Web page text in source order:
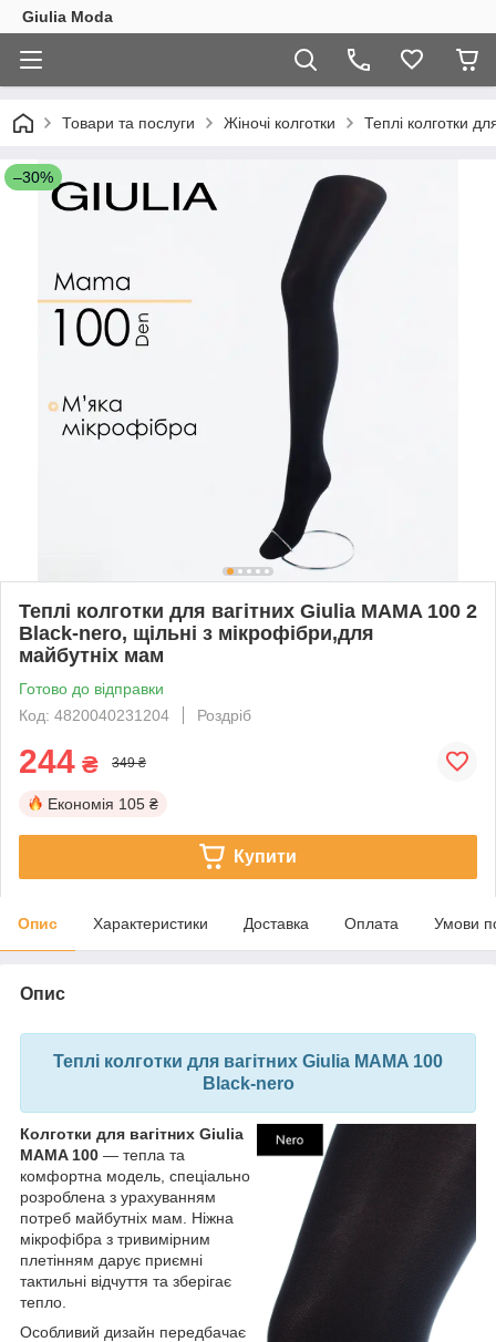
Giulia Moda
Товари та послуги Жіночі колготки Теплі колготки
–30%
Теплі колготки для вагітних Giulia MAMA 100 2
Black-nero, щільні з мікрофібри,для
майбутніх мам
Готово до відправки
Код: 4820040231204
Роздріб
244 ₴ 349 ₴
Економія 105 ₴
Купити
Опис Характеристики Доставка Оплата Умови
Опис
Теплі колготки для вагітних Giulia MAMA 100
Black-nero
Колготки для вагітних Giulia
MAMA 100 — тепла та
комфортна модель, спеціально
розроблена з урахуванням
потреб майбутніх мам. Ніжна
мікрофібра з тривимірним
плетінням дарує приємні
тактильні відчуття та зберігає
тепло.
Особливий дизайн передбачає